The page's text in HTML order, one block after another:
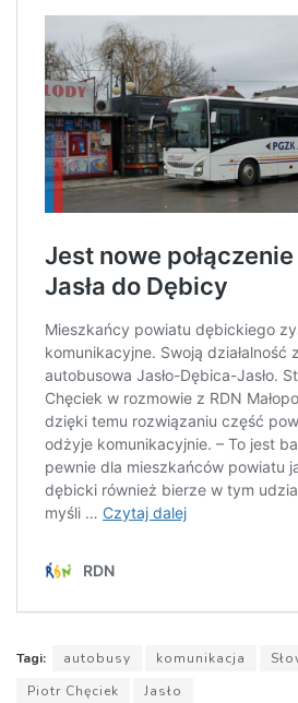
Tagi: autobusy komunikacja
Piotr Chęciek
Jasło